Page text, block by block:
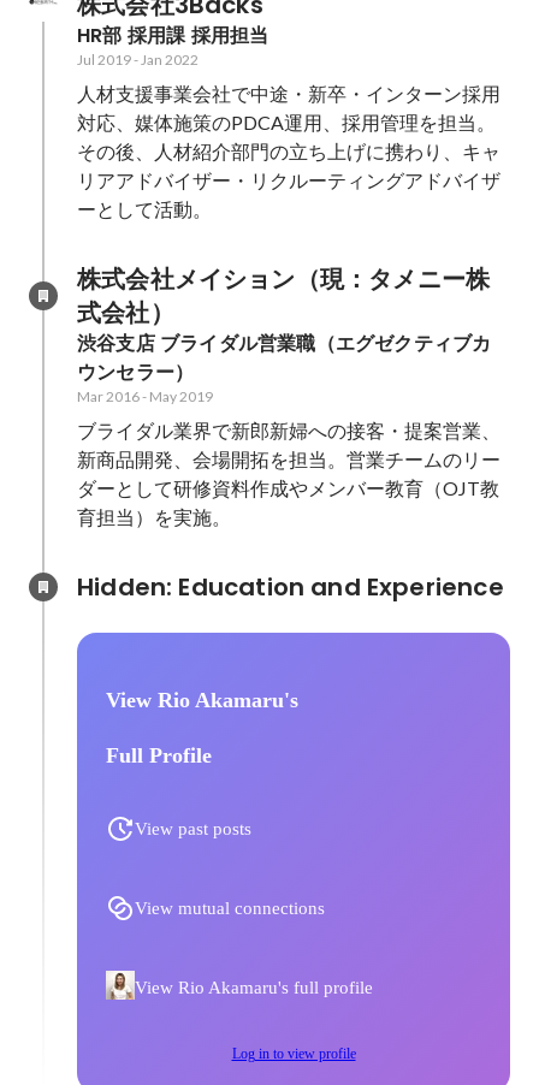
HR部 採用課 採用担当
Jul 2019- Jan 2022
人材支援事業会社で中途・新卒・インターン採用
対応、媒体施策のPDCA運用、採用管理を担当。
その後、人材紹介部門の立ち上げに携わり、キャ
リアアドバイザー・リクルーティングアドバイザ
ーとして活動。
株式会社メイション（現：タメニー株
式会社）
渋谷支店 ブライダル営業職（エグゼクティブカ
ウンセラー）
Mar 2016- May 2019
ブライダル業界で新郎新婦への接客・提案営業、
新商品開発、会場開拓を担当。営業チームのリー
ダーとして研修資料作成やメンバー教育（OJT教
育担当）を実施。
View Rio Akamaru's
Full Profile
View past posts
View mutual connections
View Rio Akamaru's full profile
Log in to view profile